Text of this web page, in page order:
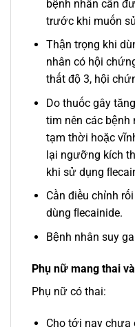
bệnh nhân cần
trước khi muốn
Thận trọng khi
nhân có hội
thất độ 3, hội
Do thuốc gây
tim nên các bệnh
tạm thời hoặc
lại ngưỡng kích
khi sử dụng
Cần điều chỉnh
dùng ﬂecainide.
Bệnh nhân suy
Phụ nữ mang thai
Phụ nữ có thai:
Cho tới nay chưa